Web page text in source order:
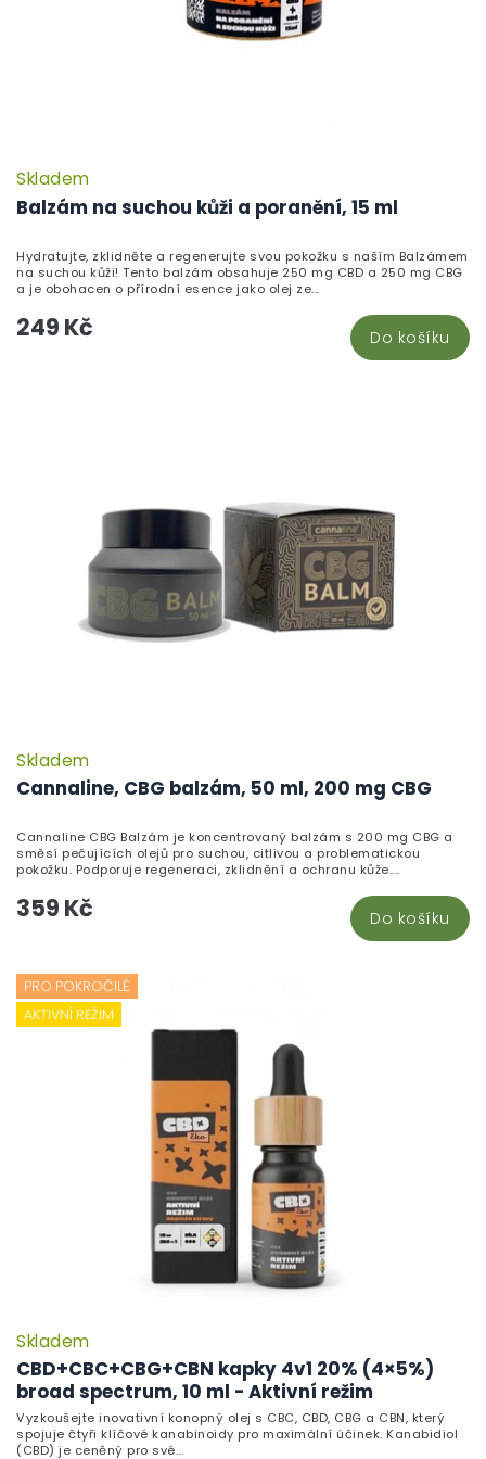
Balzám na suchou kůži a poranění, 15 ml
Skladem
249 Kč Do košíku
Hydratujte, zklidněte a regenerujte svou pokožku s naším Balzámem
na suchou kůži! Tento balzám obsahuje 250 mg CBD a 250 mg CBG
a je obohacen o přírodní esence jako olej ze...
Cannaline, CBG balzám, 50 ml, 200 mg CBG
Skladem
359 Kč Do košíku
Cannaline CBG Balzám je koncentrovaný balzám s 200 mg CBG a
směsí pečujících olejů pro suchou, citlivou a problematickou
pokožku. Podporuje regeneraci, zklidnění a ochranu kůže....
PRO POKROČILÉ
AKTIVNÍ REŽIM
CBD+CBC+CBG+CBN kapky 4v1 20% (4×5%)
broad spectrum, 10 ml - Aktivní režim
Skladem
Vyzkoušejte inovativní konopný olej s CBC, CBD, CBG a CBN, který
spojuje čtyři klíčové kanabinoidy pro maximální účinek. Kanabidiol
(CBD) je ceněný pro své...